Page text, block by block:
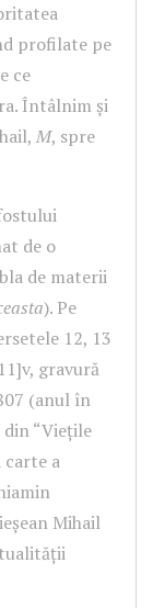
profilate pe
ce
Întâlnim și
M, spre
de o
de materii
). Pe
12, 13
gravură
(anul în
“Viețile
a
Mihail